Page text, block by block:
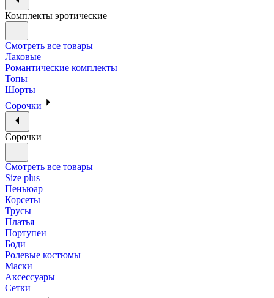
Комплекты эротические
Смотреть все товары
Лаковые
Романтические комплекты
Топы
Шорты
Сорочки
Сорочки
Смотреть все товары
Size plus
Пеньюар
Корсеты
Трусы
Платья
Портупеи
Боди
Ролевые костюмы
Маски
Аксессуары
Сетки